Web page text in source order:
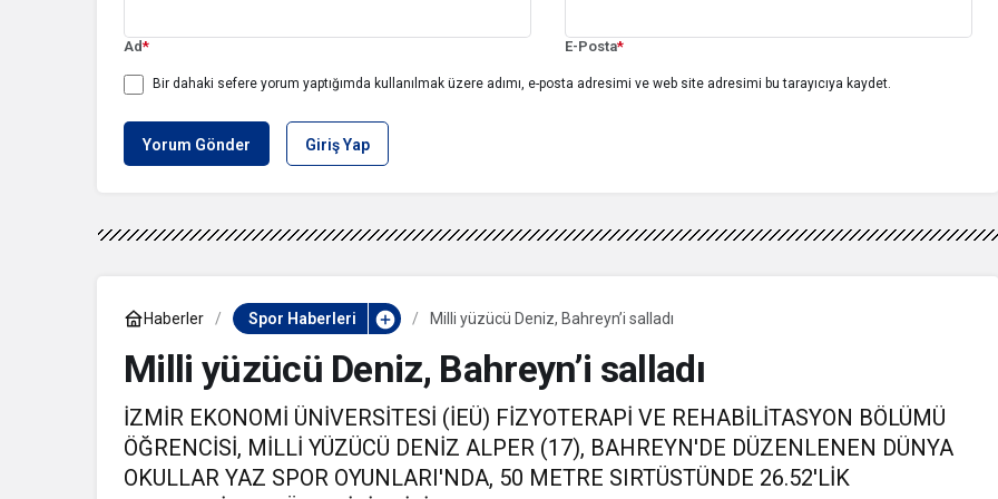
Ad* E-Posta*
Bir dahaki sefere yorum yaptığımda kullanılmak üzere adımı, e-posta adresimi ve web site adresimi bu tarayıcıya kaydet.
Yorum Gönder Giriş Yap
Haberler Spor Haberleri Milli yüzücü Deniz, Bahreyn’i salladı
Milli yüzücü Deniz, Bahreyn’i salladı
İZMİR EKONOMİ ÜNİVERSİTESİ (İEÜ) FİZYOTERAPİ VE REHABİLİTASYON BÖLÜMÜ
ÖĞRENCİSİ, MİLLİ YÜZÜCÜ DENİZ ALPER (17), BAHREYN'DE DÜZENLENEN DÜNYA
OKULLAR YAZ SPOR OYUNLARI'NDA, 50 METRE SIRTÜSTÜNDE 26.52'LİK